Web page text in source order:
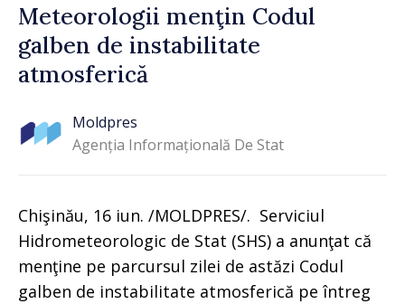
Meteorologii menţin Codul
galben de instabilitate
atmosferică
Moldpres
Agenția Informațională De Stat
Chişinău, 16 iun. /MOLDPRES/. Serviciul
Hidrometeorologic de Stat (SHS) a anunţat că
menţine pe parcursul zilei de astăzi Codul
galben de instabilitate atmosferică pe întreg